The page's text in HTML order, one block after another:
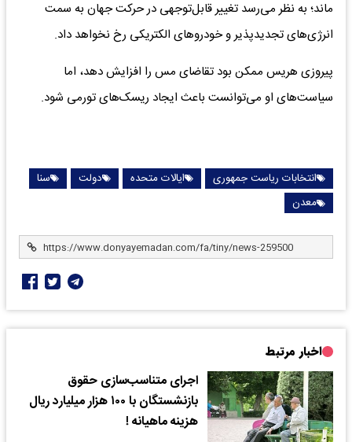
ماند؛ به نظر می‌رسد تغییر قابل‌توجهی در حرکت جهان به سمت
انرژی‌‌‌های تجدیدپذیر و خودروهای الکتریکی رخ نخواهد داد.
پیروزی هریس ممکن بود تقاضای مس را افزایش دهد، اما
سیاست‌های او می‌توانست باعث ایجاد ریسک‌های تورمی شود.
انتخابات ریاست جمهوری ایالات متحده دولت
سنا
معدن
اخبار مرتبط
اجرای متناسب‌سازی حقوق
بازنشستگان با ۱۰۰ هزار میلیارد ریال
هزینه ماهیانه !